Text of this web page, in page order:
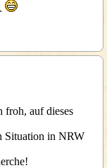
froh, auf dieses
Situation in NRW